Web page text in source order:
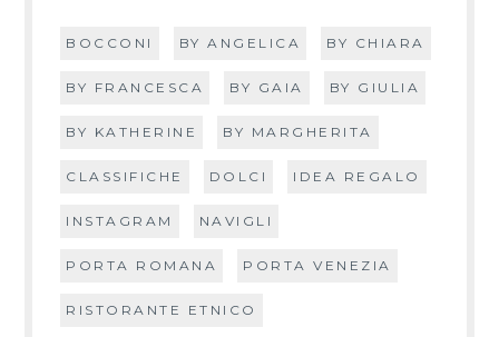
BOCCONI BY ANGELICA BY CHIARA
BY FRANCESCA BY GAIA BY GIULIA
BY KATHERINE BY MARGHERITA
CLASSIFICHE DOLCI IDEA REGALO
INSTAGRAM NAVIGLI
PORTA ROMANA PORTA VENEZIA
RISTORANTE ETNICO